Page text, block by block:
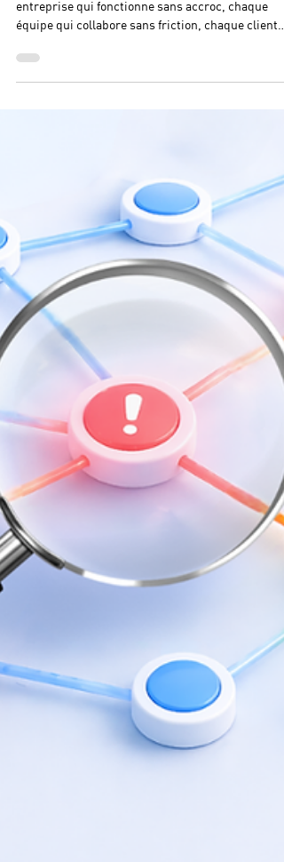
C'est la condition silencieuse derrière chaque
équipe qui collabore sans friction, chaque client
indicateurs utiles — mais ils ne racontent qu'une
moment ? 01 — Le vrai enjeu Un r